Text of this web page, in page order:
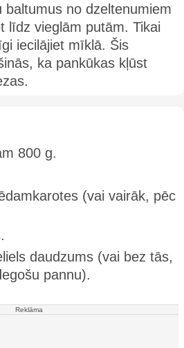
baltumus no dzeltenumiem
līdz vieglām putām. Tikai
iecilājiet mīklā. Šis
ka pankūkas kļūst
800 g.
(vai vairāk, pēc
daudzums (vai bez tās,
pannu).
Reklāma